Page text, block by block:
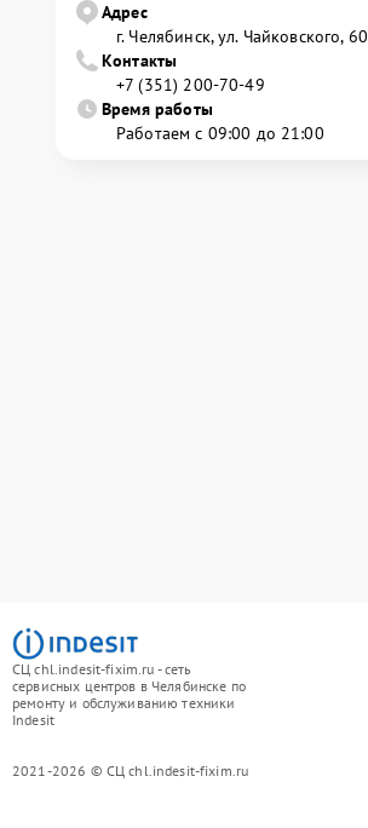
Адрес
г. Челябинск, ул. Чайковского, 60
Контакты
+7 (351) 200-70-49
Время работы
Работаем с 09:00 до 21:00
СЦ chl.indesit-fixim.ru - сеть
сервисных центров в Челябинске по
ремонту и обслуживанию техники
Indesit
2021-2026 © СЦ chl.indesit-fixim.ru